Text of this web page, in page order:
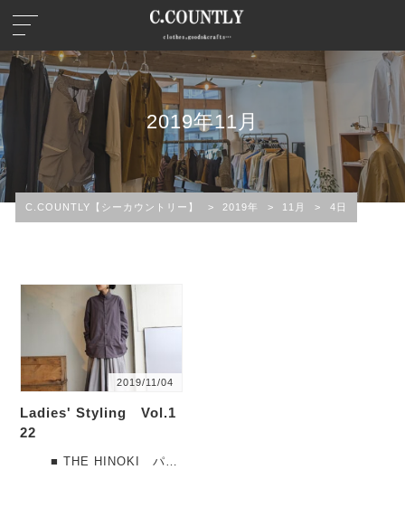
2019年11月
C.COUNTLY【シーカウントリー】 > 2019年 > 11月 > 4日
2019/11/04
Ladies' Styling Vol.1
22
■ THE HINOKI パラ